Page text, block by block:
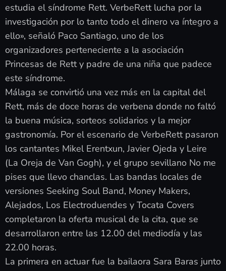
estudia el síndrome Rett. VerbeRett lucha por la
investigación por lo tanto todo el dinero va íntegro a
ello», señaló Paco Santiago, uno de los
organizadores perteneciente a la asociación
Princesas de Rett y padre de una niña que padece
este síndrome.
Málaga se convirtió una vez más en la capital del
Rett, más de doce horas de verbena donde no faltó
la buena música, sorteos solidarios y la mejor
gastronomía. Por el escenario de VerbeRett pasaron
los cantantes Mikel Erentxun, Javier Ojeda y Leire
(La Oreja de Van Gogh), y el grupo sevillano No me
pises que llevo chanclas. Las bandas locales de
versiones Seeking Soul Band, Money Makers,
Alejados, Los Electroduendes y Tocata Covers
completaron la oferta musical de la cita, que se
desarrollaron entre las 12.00 del mediodía y las
22.00 horas.
La primera en actuar fue la bailaora Sara Baras junto